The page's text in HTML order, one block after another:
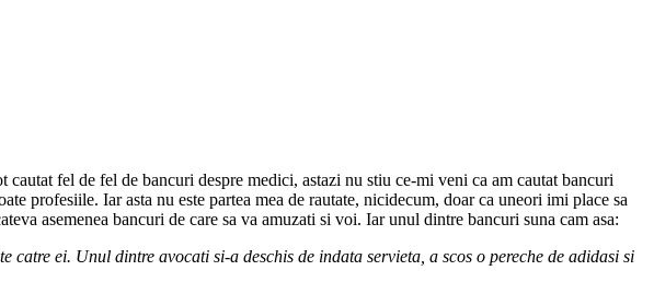
fel de fel de bancuri despre medici, astazi nu stiu ce-mi veni ca am cautat bancuri
profesiile. Iar asta nu este partea mea de rautate, nicidecum, doar ca uneori imi place sa
asemenea bancuri de care sa va amuzati si voi. Iar unul dintre bancuri suna cam asa:
ei. Unul dintre avocati si-a deschis de indata servieta, a scos o pereche de adidasi si